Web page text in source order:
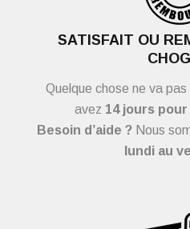
SATISFAIT OU
Quelque chose ne va
avez 14 jours pour
Besoin d’aide ? Nous
lundi au